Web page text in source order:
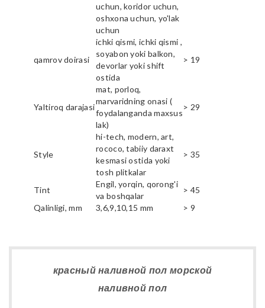
uchun, koridor uchun,
oshxona uchun, yo'lak
uchun
qamrov doirasi
ichki qismi, ichki qismi ,
soyabon yoki balkon,
devorlar yoki shift
ostida
> 19
Yaltiroq darajasi
mat, porloq,
marvaridning onasi (
foydalanganda maxsus
lak)
> 29
Style
hi-tech, modern, art,
rococo, tabiiy daraxt
kesmasi ostida yoki
tosh plitkalar
> 35
Tint
Engil, yorqin, qorong'i
va boshqalar
> 45
Qalinligi, mm
3,6,9,10,15 mm > 9
красный наливной пол морской
наливной пол